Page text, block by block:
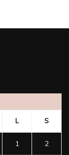
L S
1 2